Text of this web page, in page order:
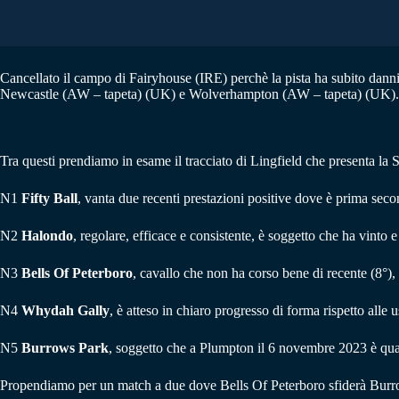
Cancellato il campo di Fairyhouse (IRE) perchè la pista ha subito
Newcastle (AW – tapeta) (UK) e Wolverhampton (AW – tapeta) (UK).
Tra questi prendiamo in esame il tracciato di Lingfield che presenta
N1 Fifty Ball, vanta due recenti prestazioni positive dove è prima
N2 Halondo, regolare, efficace e consistente, è soggetto che ha
N3 Bells Of Peterboro, cavallo che non ha corso bene di recente
N4 Whydah Gally, è atteso in chiaro progresso di forma rispetto alle
N5 Burrows Park, soggetto che a Plumpton il 6 novembre 2023 è
Propendiamo per un match a due dove Bells Of Peterboro sfiderà